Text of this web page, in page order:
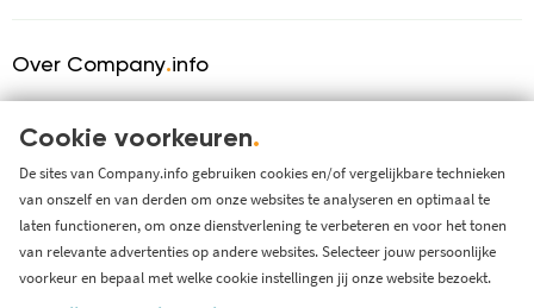
Over Company.info
Over ons
KVK serviceprovider
Werken bij Company.info
Blog
Support
Systeem status en storingen
Cookie voorkeuren.
De sites van Company.info gebruiken cookies en/of vergelijkbare technieken
van onszelf en van derden om onze websites te analyseren en optimaal te
laten functioneren, om onze dienstverlening te verbeteren en voor het tonen
van relevante advertenties op andere websites. Selecteer jouw persoonlijke
voorkeur en bepaal met welke cookie instellingen jij onze website bezoekt.